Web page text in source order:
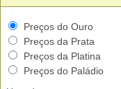
Preços do Ouro
Preços da Prata
Preços da Platina
Preços do Paládio